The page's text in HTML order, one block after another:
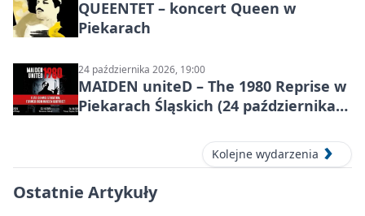
QUEENTET – koncert Queen w
Piekarach
24 października 2026, 19:00
MAIDEN uniteD – The 1980 Reprise w
Piekarach Śląskich (24 października
Kolejne wydarzenia
Ostatnie Artykuły